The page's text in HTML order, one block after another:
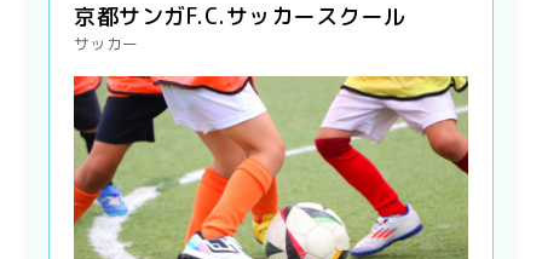
京都サンガF.C.サッカースクール
サッカー